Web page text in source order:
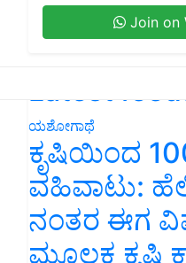
Join on
Latest
ಯಶೋಗಾಥೆ
ಕೃಷಿಯಿಂದ
ವಹಿವಾಟು:
ನಂತರ ಈಗ
ಮೂಲಕ ಕೃಷಿ